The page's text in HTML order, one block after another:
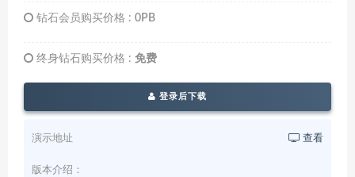
钻石会员购买价格 : 0PB
终身钻石购买价格 : 免费
登录后下载
演示地址 查看
版本介绍：